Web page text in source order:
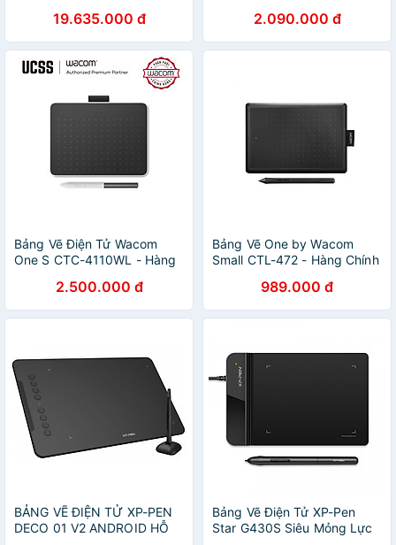
nối TYPE C - Hàng chính
hãng
19.635.000 đ
Nghiêng kèm Bút Vẽ Không
Sạc P01 - Hàng Chính Hãng
2.090.000 đ
Bảng Vẽ Điện Tử Wacom
One S CTC-4110WL - Hàng
2.500.000 đ
Bảng Vẽ One by Wacom
Small CTL-472 - Hàng Chính
989.000 đ
BẢNG VẼ ĐIỆN TỬ XP-PEN
DECO 01 V2 ANDROID HỖ
Bảng Vẽ Điện Tử XP-Pen
Star G430S Siêu Mỏng Lực